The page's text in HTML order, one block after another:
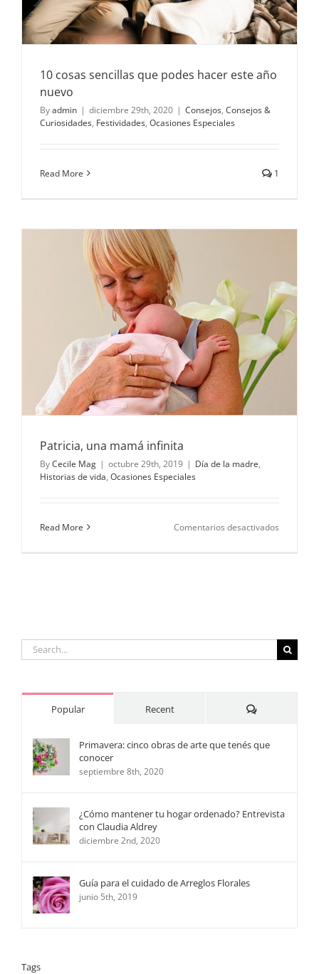
10 cosas sencillas que podes hacer este año
nuevo
Byadmin | diciembre 29th, 2020 | Consejos, Consejos &
Curiosidades, Festividades, Ocasiones Especiales
Read More 1
Patricia, una mamá infinita
ByCecile Mag | octubre 29th, 2019 | Día de la madre,
Historias de vida, Ocasiones Especiales
Read More Comentarios desactivados
Search
for:
Popular Recent Comments
Primavera: cinco obras de arte que tenés que
conocer
septiembre 8th, 2020
¿Cómo mantener tu hogar ordenado? Entrevista
con Claudia Aldrey
diciembre 2nd, 2020
Guía para el cuidado de Arreglos Florales
junio 5th, 2019
Tags